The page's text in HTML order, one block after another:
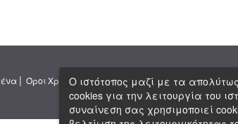
| Όροι Χρήσης | Πνευματική Ιδιοκτησία| Copyright ©
Ο ιστότοπος μαζί με τα
cookies για την λειτουργία του
συναίνεση σας χρησιμοποιεί